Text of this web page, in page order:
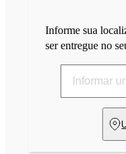
Informe sua
ser entregue no